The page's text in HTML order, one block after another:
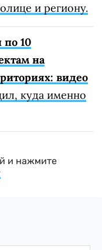
и региону.
10
на
видео
куда именно
и нажмите